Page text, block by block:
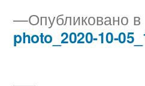
Навигация
Опубликовано в
photo_2020-10-